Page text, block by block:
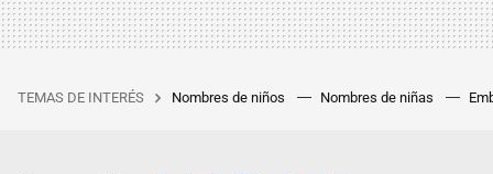
TEMAS DE INTERÉS Nombres de niños Nombres de niñas